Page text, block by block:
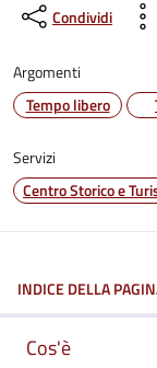
Condividi
Argomenti
Tempo libero
Servizi
Centro Storico e
INDICE DELLA
Cos'è